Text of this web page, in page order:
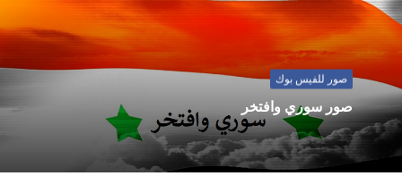
صور للفيس بوك
صور سوري وافتخر